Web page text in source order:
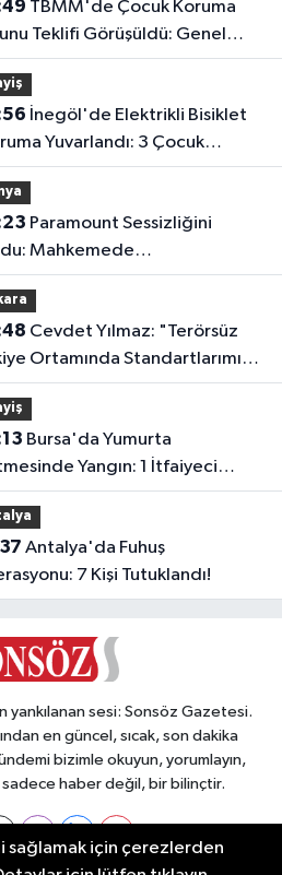
Teklifi Görüşüldü: Genel
Tamamlandı!
Yuvarlandı: 3 Çocuk
Mahkemede
İnanıyoruz!
Ortamında Standartlarımızı
Yangın: 1 İtfaiyeci
Etkilendi
7 Kişi Tutuklandı!
yankılanan sesi: Sonsöz Gazetesi.
en güncel, sıcak, son dakika
bizimle okuyun, yorumlayın,
haber değil, bir bilinçtir.
sağlamak için çerezlerden